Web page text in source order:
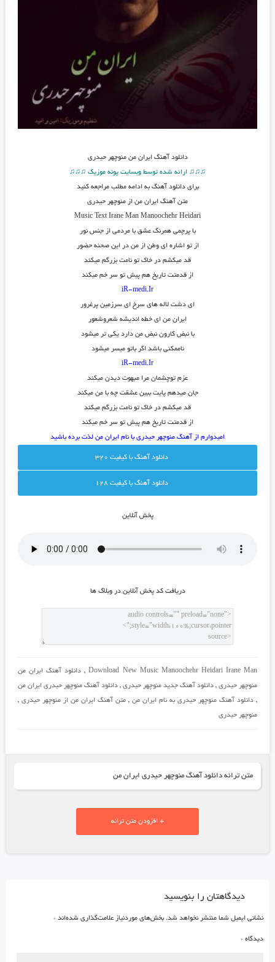
دانلود آهنگ ایران من منوچهر حیدری
♫♫♫ ارائه شده توسط وبسایت پونه موزیک ♫♫♫
برای دانلود آهنگ به ادامه مطلب مراجعه کنید
متن آهنگ ایران من از منوچهر حیدری
Music Text Irane Man Manoochehr Heidari
با پرچمی همرنگ عشق با مردمی از جنس نور
از تو اشاره ای وطن از من در این صحنه حضور
قد میکشم در خاک تو نامت بزرگم میکند
از قدمتت تاریخ هم پیش تو سر خم میکند
iR-medi.Ir
ای دشت لاله های سرخ ای سرزمین پرغرور
ایران من ای خطه اندیشه شعروشعور
با نبض کارون نبض من دارد یکی تر میشود
ناممکنی باشد اگر باتو میسر میشود
iR-medi.Ir
عزم توچشمان مرا مبهوت دیدن میکند
جان میدهم پایت ببین عشقت چه با من میکند
قد میکشم در خاک تو نامت بزرگم میکند
از قدمتت تاریخ هم پیش تو سر خم میکند
امیدوارم از آهنگ منوچهر حیدری با نام ایران من لذت برده باشید
دانلود آهنگ با کيفيت 320
دانلود آهنگ با کيفيت 128
پخش آنلاين
دريافت کد پخش آنلاين در وبلاگ ها
Download New Music Manoochehr Heidari Irane Man
, دانلود آهنگ ایران من
منوچهر حیدری, دانلود آهنگ جدید منوچهر حیدری,دانلود آهنگ منوچهر حیدری ایران من
, دانلود آهنگ منوچهر حیدری به نام ایران من, متن آهنگ ایران من از منوچهر حیدری ,
منوچهر حیدری
متن ترانه دانلود آهنگ منوچهر حیدری ایران من
+ افزودن متن ترانه
دیدگاهتان را بنویسید
نشانی ایمیل شما منتشر نخواهد شد. بخش‌های موردنیاز علامت‌گذاری شده‌اند *
دیدگاه *